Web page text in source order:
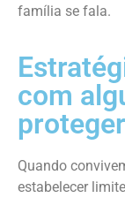
família se fala.
com
Quando
estabelecer